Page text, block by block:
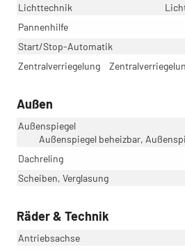
Lichttechnik
Pannenhilfe
Start/Stop-Automatik
Zentralverriegelung
Außen
Außenspiegel
Außenspiegel beheizbar,
Dachreling
Scheiben, Verglasung
Räder & Technik
Antriebsachse